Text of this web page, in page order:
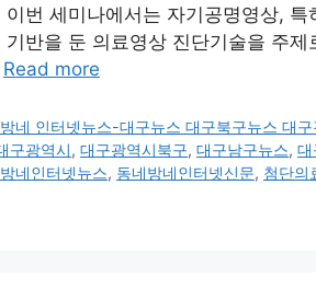
번 세미나에서는 자기공명영상,
반을 둔 의료영상 진단기술을 주
Read more
네 인터넷뉴스-대구뉴스 대구북구뉴스 대구
구광역시,대구광역시북구,대구남구뉴스,대
네인터넷뉴스, 동네방네인터넷신문, 첨단의